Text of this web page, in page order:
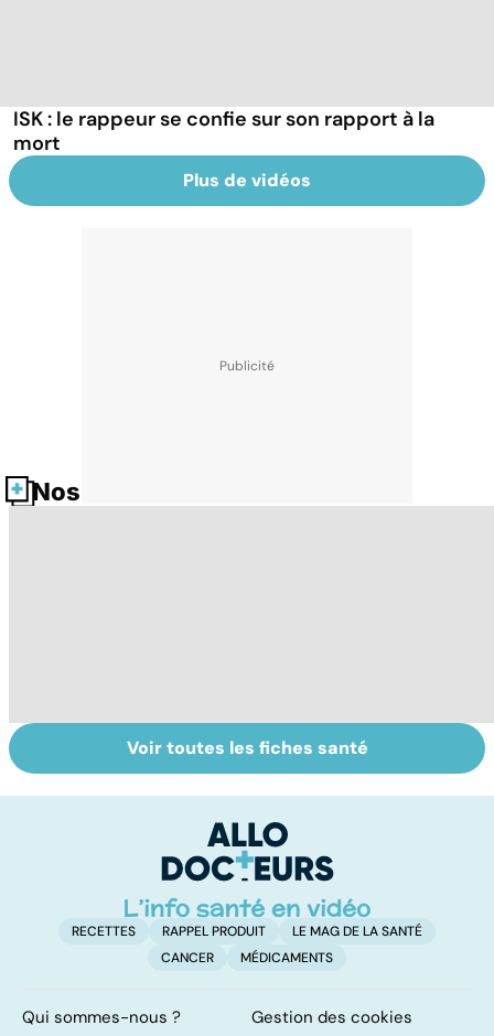
ISK : le rappeur se confie sur son rapport à la
mort
Plus de vidéos
Nos fiches santé
La tuberculose
pulmonaire
Tout savoir sur
les infections
Voir toutes les fiches santé
RECETTES RAPPEL PRODUIT
LE MAG DE LA SANTÉ
CANCER
MÉDICAMENTS
Qui sommes-nous ?
Gestion des cookies